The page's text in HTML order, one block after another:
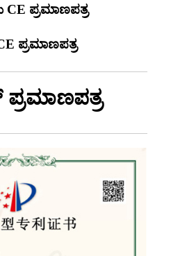
ಪ್ರಮಾಣಪತ್ರ
ಪ್ರಮಾಣಪತ್ರ